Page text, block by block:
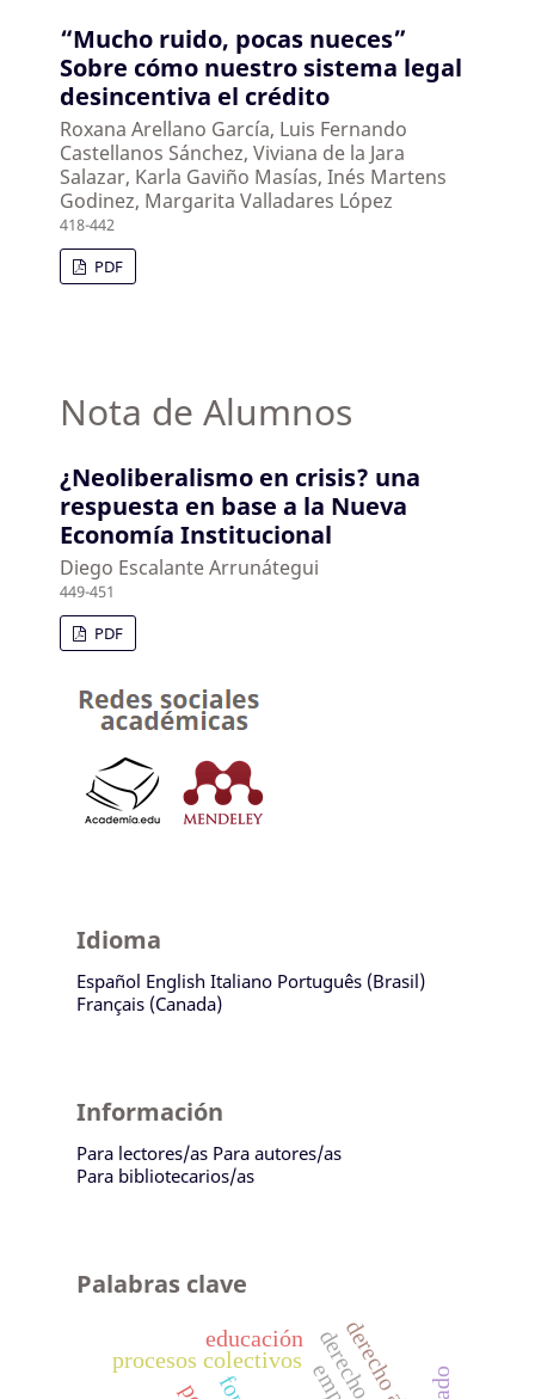
“Mucho ruido, pocas nueces”
Sobre cómo nuestro sistema legal
desincentiva el crédito
Roxana Arellano García, Luis Fernando
Castellanos Sánchez, Viviana de la Jara
Salazar, Karla Gaviño Masías, Inés Martens
Godinez, Margarita Valladares López
418-442
PDF
Nota de Alumnos
¿Neoliberalismo en crisis? una
respuesta en base a la Nueva
Economía Institucional
Diego Escalante Arrunátegui
449-451
PDF
Idioma
Español English Italiano Português (Brasil)
Français (Canada)
Información
Para lectores/as Para autores/as
Para bibliotecarios/as
Palabras clave
procesos colectivos
educación